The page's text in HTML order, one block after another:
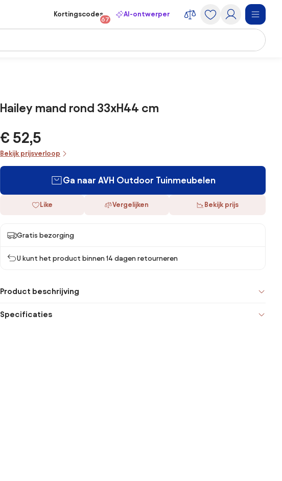
Kortingscodes
67
AI-ontwerper
Hailey mand rond 33xH44 cm
€ 52,5
Bekijk prijsverloop
Ga naar AVH Outdoor Tuinmeubelen
Like Vergelijken Bekijk prijs
Gratis bezorging
U kunt het product binnen 14 dagen retourneren
Product beschrijving
Specificaties